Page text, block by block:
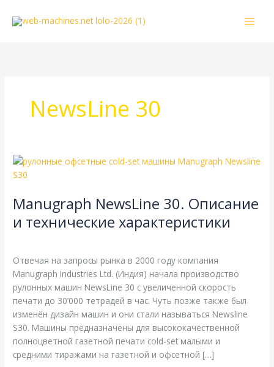
NewsLine 30
Manugraph NewsLine 30. Описание
и технические характеристики
Отвечая на запросы рынка в 2000 году компания
Manugraph Industries Ltd. (Индия) начала производство
рулонных машин NewsLine 30 с увеличенной скорость
печати до 30’000 тетрадей в час. Чуть позже также был
изменён дизайн машин и они стали называться Newsline
S30. Машины предназначены для высококачественной
полноцветной газетной печати cold-set малыми и
средними тиражами на газетной и офсетной […]
Manugraph
NewsLine
Описание
технические